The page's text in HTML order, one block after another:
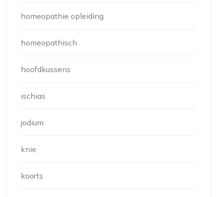
homeopathie opleiding
homeopathisch
hoofdkussens
ischias
jodium
knie
koorts